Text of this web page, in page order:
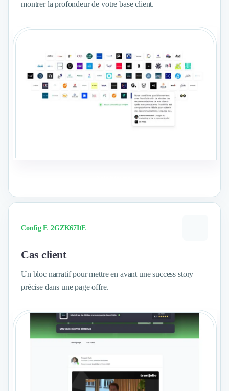
montrer la profondeur de votre base client.
Config E_2GZK67ItE
Cas client
Un bloc narratif pour mettre en avant une success story
précise dans une page offre.